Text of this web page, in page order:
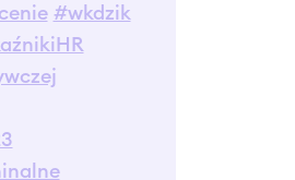
#wkdzik